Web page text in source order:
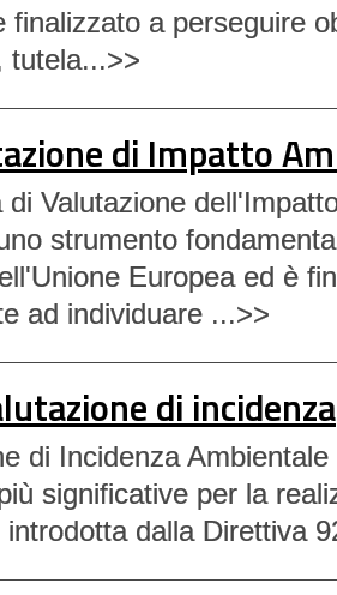
finalizzato a perseguire
tutela...>>
di Impatto
di Valutazione
strumento
Europea ed è
ad individuare ...>>
di incidenza
di Incidenza
significative per la
introdotta dalla Direttiva